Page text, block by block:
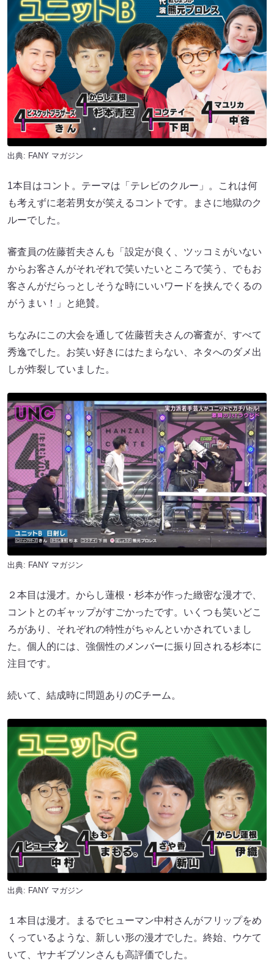
出典: FANY マガジン
1本目はコント。テーマは「テレビのクルー」。これは何
も考えずに老若男女が笑えるコントです。まさに地獄のク
ルーでした。
審査員の佐藤哲夫さんも「設定が良く、ツッコミがいない
からお客さんがそれぞれで笑いたいところで笑う、でもお
客さんがだらっとしそうな時にいいワードを挟んでくるの
がうまい！」と絶賛。
ちなみにこの大会を通して佐藤哲夫さんの審査が、すべて
秀逸でした。お笑い好きにはたまらない、ネタへのダメ出
しが炸裂していました。
出典: FANY マガジン
２本目は漫才。からし蓮根・杉本が作った緻密な漫才で、
コントとのギャップがすごかったです。いくつも笑いどこ
ろがあり、それぞれの特性がちゃんといかされていまし
た。個人的には、強個性のメンバーに振り回される杉本に
注目です。
続いて、結成時に問題ありのCチーム。
出典: FANY マガジン
１本目は漫才。まるでヒューマン中村さんがフリップをめ
くっているような、新しい形の漫才でした。終始、ウケて
いて、ヤナギブソンさんも高評価でした。